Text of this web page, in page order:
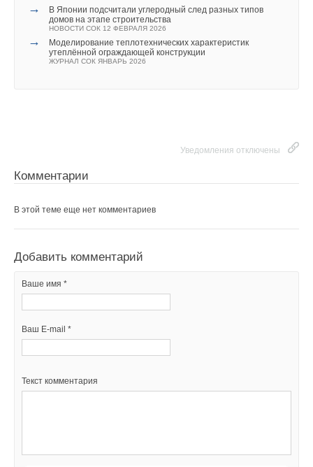
→
В Японии подсчитали углеродный след разных типов
домов на этапе строительства
НОВОСТИ СОК 12 ФЕВРАЛЯ 2026
→
Моделирование теплотехнических характеристик
утеплённой ограждающей конструкции
ЖУРНАЛ СОК ЯНВАРЬ 2026
Уведомления отключены
Комментарии
В этой теме еще нет комментариев
Добавить комментарий
Ваше имя *
Ваш E-mail *
Текст комментария
Добавить комментарий
Ваше имя *